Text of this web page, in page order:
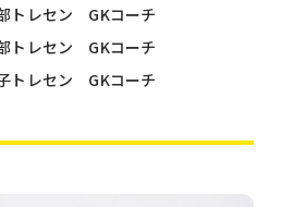
トレセン GKコーチ
トレセン GKコーチ
トレセン GKコーチ